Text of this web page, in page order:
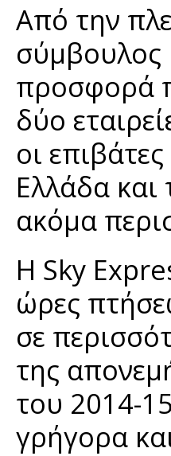
Από την
σύμβουλος
προσφορά
δύο
οι
Ελλάδα
ακόμα
Η Sky
ώρες
σε
της
του 2014-
γρήγορα